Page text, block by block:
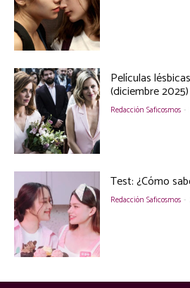
Películas
(diciembre 2025)
Redacción Saficosmos -
Test: ¿Cómo
Redacción Saficosmos -